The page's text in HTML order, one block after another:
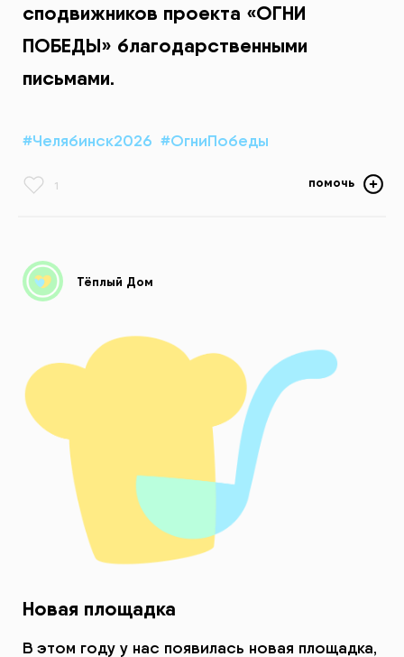
сподвижников проекта «ОГНИ
ПОБЕДЫ» благодарственными
письмами.
#Челябинск2026 #ОгниПобеды
1 помочь
Тёплый Дом
Новая площадка
В этом году у нас появилась новая площадка,